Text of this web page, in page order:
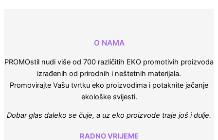
O NAMA
PROMOstil nudi više od 700 različitih EKO promotivih proizvoda
izrađenih od prirodnih i neštetnih materijala.
Promovirajte Vašu tvrtku eko proizvodima i potaknite jačanje
ekološke svijesti.
Dobar glas daleko se čuje, a uz eko proizvode traje još i dulje.
RADNO VRIJEME